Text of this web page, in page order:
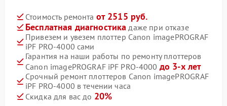
Стоимость ремонта от 2515 руб.
Бесплатная диагностика даже при отказе
Привезем и увезем плоттер Canon imagePROGRAF
iPF PRO-4000 сами
Гарантия на наши работы по ремонту плоттеров
Canon imagePROGRAF iPF PRO-4000 до 3-х лет
Срочный ремонт плоттеров Canon imagePROGRAF
iPF PRO-4000 в течении часа
Скидка для вас до 20%